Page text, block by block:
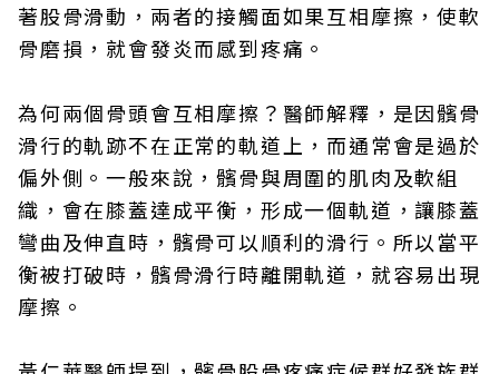
著股骨滑動，兩者的接觸面如果互相摩擦，使軟
骨磨損，就會發炎而感到疼痛。
為何兩個骨頭會互相摩擦？醫師解釋，是因髕骨
滑行的軌跡不在正常的軌道上，而通常會是過於
偏外側。一般來說，髕骨與周圍的肌肉及軟組
織，會在膝蓋達成平衡，形成一個軌道，讓膝蓋
彎曲及伸直時，髕骨可以順利的滑行。所以當平
衡被打破時，髕骨滑行時離開軌道，就容易出現
摩擦。